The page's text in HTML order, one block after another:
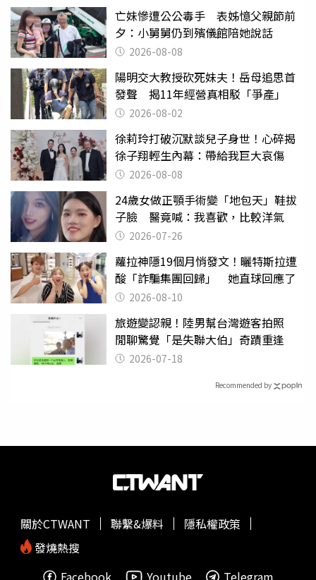
亡妹慘遭公公毒手 表姊憶父親節前
夕：小舅舅仍到殯儀館陪她說話
2026-08-08
陽明交大教授砍死妹夫！岳母追思首
發聲 揭11年經營真相駁「爭產」
2026-08-02
徐莉玲打破沉默談兒子身世！心碎揭
徐子翔輕生內幕：帶給我巨大哀傷
2026-08-08
24歲女做正顎手術變「地包天」鞋拔
子臉 醫竟喊：我喜歡，比較洋氣
2026-07-26
蘿拉神隱19個月悄發文！曬特斯拉遭
酸「詐騙集團回歸」 她直球回應了
2026-08-10
旅遊變認親！陸男幫台灣遊客拍照
閒聊驚覺「是失聯大伯」奇蹟重逢
2026-07-18
Recommended by
關於CTWANT 聯繫&爆料
隱私權政策
發燒熱搜